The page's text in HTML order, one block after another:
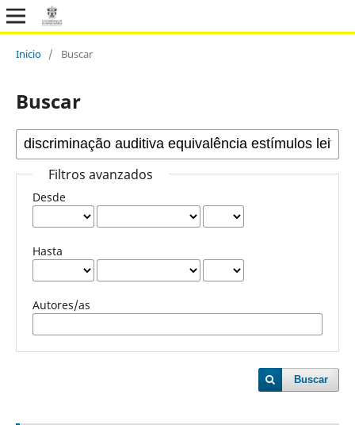
Inicio / Buscar
Buscar
Filtros avanzados
Desde
Hasta
Autores/as
Buscar